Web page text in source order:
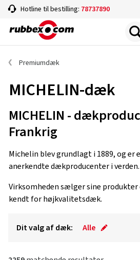
Hotline til bestilling: 78737890
Premiumdæk
MICHELIN-dæk
MICHELIN -
Frankrig
Michelin blev grundlagt i 1889, og er
anerkendte dækproducenter i verden.
Virksomheden sælger sine produkter
kendt for højkvalitetsdæk.
Dit valg af dæk: Alle